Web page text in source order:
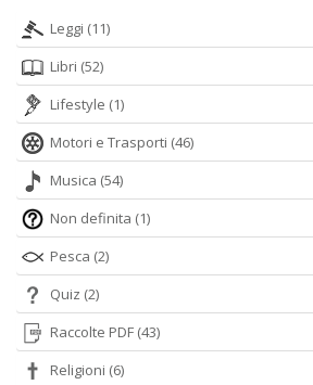
Leggi (11)
Libri (52)
Lifestyle (1)
Motori e Trasporti (46)
Musica (54)
Non definita (1)
Pesca (2)
Quiz (2)
Raccolte PDF (43)
Religioni (6)